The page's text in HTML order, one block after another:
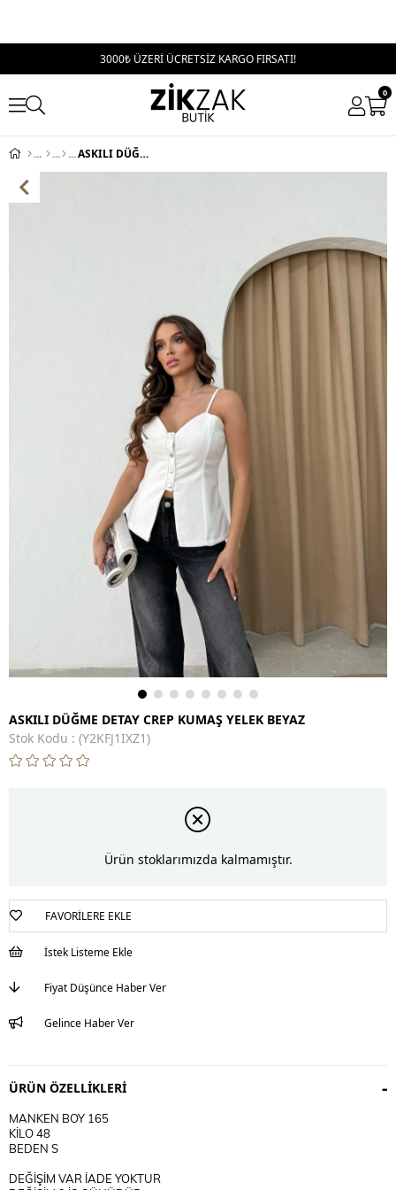
3000₺ ÜZERİ ÜCRETSİZ KARGO FIRSATI!
0
ASKILI DÜĞME DETAY CREP KUMAŞ YELEK BEYAZ
ASKILI DÜĞME DETAY CREP KUMAŞ YELEK BEYAZ
Stok Kodu
(Y2KFJ1IXZ1)
Ürün stoklarımızda kalmamıştır.
FAVORILERE EKLE
İstek Listeme Ekle
Fiyat Düşünce Haber Ver
Gelince Haber Ver
ÜRÜN ÖZELLIKLERI
MANKEN BOY 165
KİLO 48
BEDEN S
DEĞİŞİM VAR İADE YOKTUR